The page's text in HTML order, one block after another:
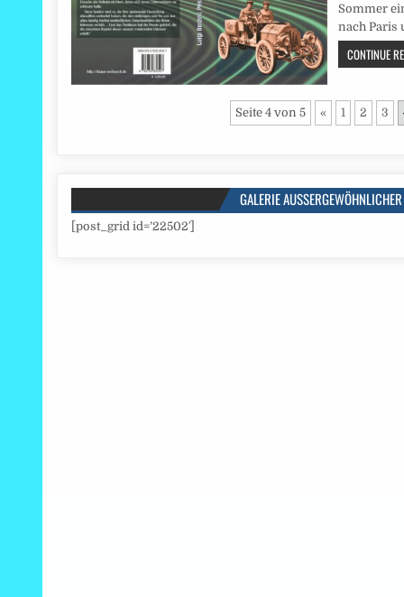
Sommer
nach Paris
CONTINUE
Seite 4 von 5 « 1 2 3
GALERIE AUSSERGEWÖHNLICHER
[post_grid id=’22502′]